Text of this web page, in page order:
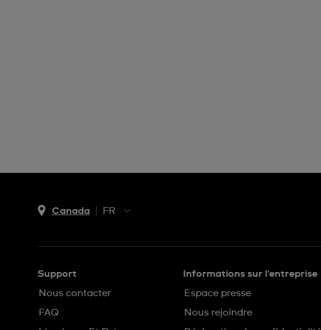
Canada
FR
FR
Support
Nous contacter
FAQ
Informations sur l'entreprise
Espace presse
Nous rejoindre